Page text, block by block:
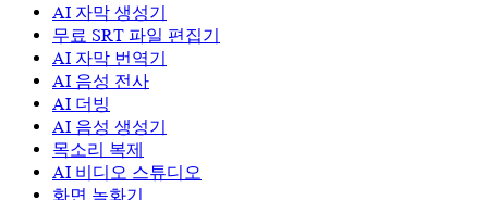
AI 자막 생성기
무료 SRT 파일 편집기
AI 자막 번역기
AI 음성 전사
AI 더빙
AI 음성 생성기
목소리 복제
AI 비디오 스튜디오
화면 녹화기